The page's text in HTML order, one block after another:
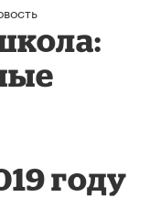
году